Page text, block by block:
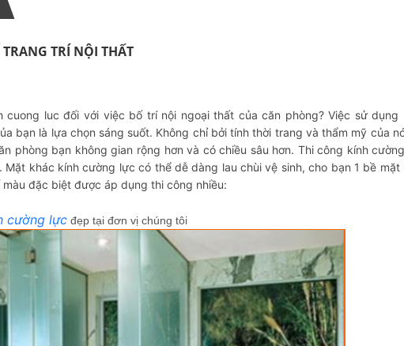
TRÍ NỘI THẤT
luc đối với việc bố trí nội ngoại thất của căn phòng? Việc sử dụng
bạn là lựa chọn sáng suốt. Không chỉ bởi tính thời trang và thẩm mỹ của
phòng bạn không gian rộng hơn và có chiều sâu hơn. Thi công kính
khác kính cường lực có thể dễ dàng lau chùi vệ sinh, cho bạn 1 bề mặt
đặc biệt được áp dụng thi công nhiều:
cường lực đẹp tại đơn vị chúng tôi